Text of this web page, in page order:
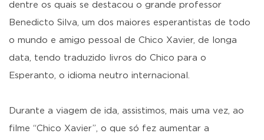
dentre os quais se destacou o grande professor
Benedicto Silva, um dos maiores esperantistas de todo
o mundo e amigo pessoal de Chico Xavier, de longa
data, tendo traduzido livros do Chico para o
Esperanto, o idioma neutro internacional.
Durante a viagem de ida, assistimos, mais uma vez, ao
filme “Chico Xavier”, o que só fez aumentar a